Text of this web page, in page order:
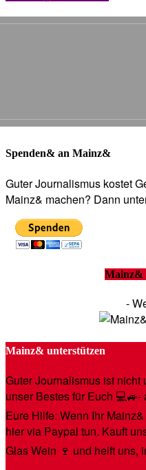
Spenden& an Mainz&
Guter Journalismus kostet
Mainz& machen? Dann
Mainz&
-
Mainz& unterstützen
Guter Journalismus ist nicht
unser Bestes für Euch
Eure Hilfe: Wenn Ihr
hier via Paypal tun. Kauft
Glas Wein 🍷 und helft uns,